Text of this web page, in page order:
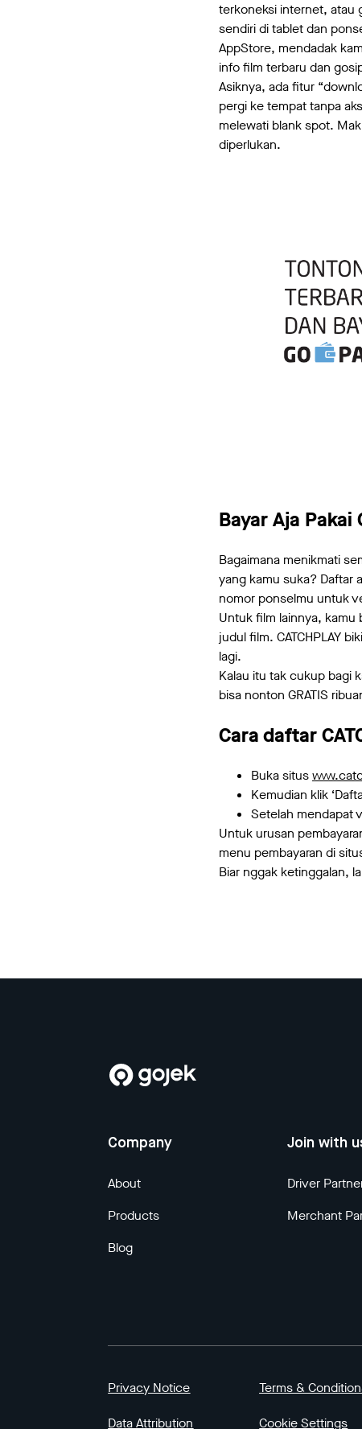
terkoneksi internet, atau
sendiri di tablet dan
AppStore, mendadak
info film terbaru dan
Asiknya, ada fitur
pergi ke tempat tanpa
melewati blank spot.
diperlukan.
Bayar Aja Pakai
Bagaimana menikmati
yang kamu suka? Daftar
nomor ponselmu untuk
Untuk film lainnya, kamu
judul film. CATCHPLAY
lagi.
Kalau itu tak cukup bagi
bisa nonton GRATIS
Cara daftar
Buka situs
Kemudian klik
Setelah mendapat
Untuk urusan
menu pembayaran di
Biar nggak ketinggalan,
Company
About
Products
Blog
Join with
Driver
Merchant
Privacy Notice Terms &
Data Attribution Cookie Settings